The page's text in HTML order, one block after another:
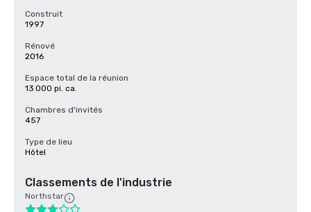
Construit
1997
Rénové
2016
Espace total de la réunion
13 000 pi. ca.
Chambres d'invités
457
Type de lieu
Hôtel
Classements de l'industrie
Northstar